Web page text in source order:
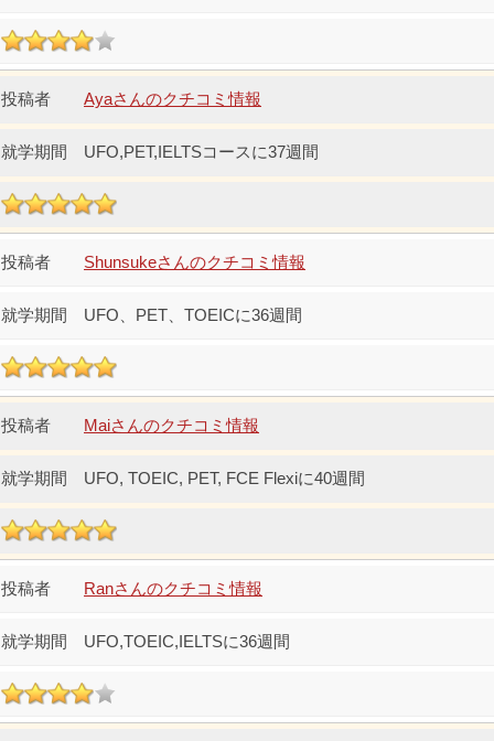
Ayaさんのクチコミ情報
UFO,PET,IELTSコースに37週間
Shunsukeさんのクチコミ情報
UFO、PET、TOEICに36週間
Maiさんのクチコミ情報
UFO, TOEIC, PET, FCE Flexiに40週間
Ranさんのクチコミ情報
UFO,TOEIC,IELTSに36週間